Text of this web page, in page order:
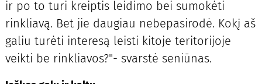
ir po to turi kreiptis leidimo bei sumokėti
rinkliavą. Bet jie daugiau nebepasirodė. Kokį aš
galiu turėti interesą leisti kitoje teritorijoje
veikti be rinkliavos?"- svarstė seniūnas.